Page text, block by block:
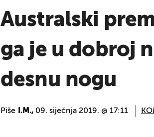
Australski
ga je u dobroj
desnu nogu
Piše I.M., 09. siječnja 2019. @ 17:11